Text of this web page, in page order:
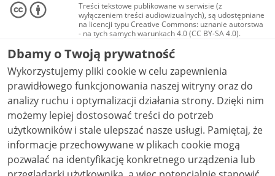
Treści tekstowe publikowane w serwisie (z
wyłączeniem treści audiowizualnych), są udostępniane
na licencji typu Creative Commons: uznanie autorstwa
- na tych samych warunkach 4.0 (CC BY-SA 4.0).
Materiały audiowizualne, w tym zdjęcia, materiały
audio i wideo, są udostępniane na licencji typu
Creative Commons: uznanie autorstwa użycie
niekomercyjne - bez utworów zależnych 4.0 (CC BY-
NC-ND 4.0), o ile nie jest to stwierdzone inaczej.
Dbamy o Twoją prywatność
Wykorzystujemy pliki cookie w celu zapewnienia
prawidłowego funkcjonowania naszej witryny oraz do
analizy ruchu i optymalizacji działania strony. Dzięki nim
możemy lepiej dostosować treści do potrzeb
użytkowników i stale ulepszać nasze usługi. Pamiętaj, że
informacje przechowywane w plikach cookie mogą
pozwalać na identyfikację konkretnego urządzenia lub